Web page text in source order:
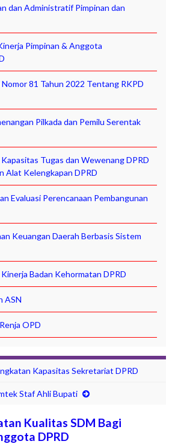
dan Administratif Pimpinan dan
Pimpinan & Anggota
81 Tahun 2022 Tentang RKPD
Pilkada dan Pemilu Serentak
Tugas dan Wewenang DPRD
Alat Kelengkapan DPRD
Evaluasi Perencanaan Pembangunan
Keuangan Daerah Berbasis Sistem
Badan Kehormatan DPRD
ASN
OPD
Kapasitas Sekretariat DPRD
Staf Ahli Bupati
Kualitas SDM Bagi
DPRD